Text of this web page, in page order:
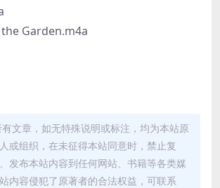
Garden.m4a
文章，如无特殊说明或标注，均为本站原
或组织，在未征得本站同意时，禁止复
发布本站内容到任何网站、书籍等各类媒
内容侵犯了原著者的合法权益，可联系